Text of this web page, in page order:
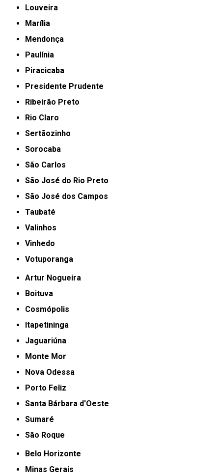
Louveira
Marília
Mendonça
Paulínia
Piracicaba
Presidente Prudente
Ribeirão Preto
Rio Claro
Sertãozinho
Sorocaba
São Carlos
São José do Rio Preto
São José dos Campos
Taubaté
Valinhos
Vinhedo
Votuporanga
Artur Nogueira
Boituva
Cosmópolis
Itapetininga
Jaguariúna
Monte Mor
Nova Odessa
Porto Feliz
Santa Bárbara d'Oeste
Sumaré
São Roque
Belo Horizonte
Minas Gerais